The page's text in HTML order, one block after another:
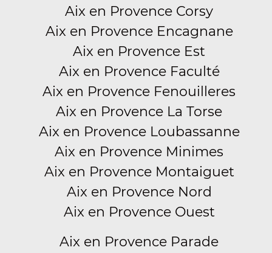
Aix en Provence Corsy
Aix en Provence Encagnane
Aix en Provence Est
Aix en Provence Faculté
Aix en Provence Fenouilleres
Aix en Provence La Torse
Aix en Provence Loubassanne
Aix en Provence Minimes
Aix en Provence Montaiguet
Aix en Provence Nord
Aix en Provence Ouest
Aix en Provence Parade